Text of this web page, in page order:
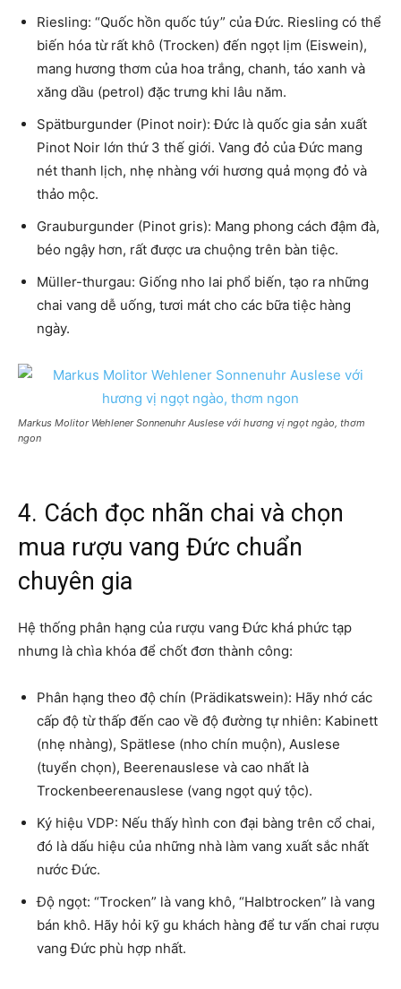
Riesling: “Quốc hồn quốc túy” của Đức. Riesling có thể
biến hóa từ rất khô (Trocken) đến ngọt lịm (Eiswein),
mang hương thơm của hoa trắng, chanh, táo xanh và
xăng dầu (petrol) đặc trưng khi lâu năm.
Spätburgunder (Pinot noir): Đức là quốc gia sản xuất
Pinot Noir lớn thứ 3 thế giới. Vang đỏ của Đức mang
nét thanh lịch, nhẹ nhàng với hương quả mọng đỏ và
thảo mộc.
Grauburgunder (Pinot gris): Mang phong cách đậm đà,
béo ngậy hơn, rất được ưa chuộng trên bàn tiệc.
Müller-thurgau: Giống nho lai phổ biến, tạo ra những
chai vang dễ uống, tươi mát cho các bữa tiệc hàng
ngày.
Markus Molitor Wehlener Sonnenuhr Auslese với hương vị ngọt ngào, thơm
ngon
4. Cách đọc nhãn chai và chọn
mua rượu vang Đức chuẩn
chuyên gia
Hệ thống phân hạng của rượu vang Đức khá phức tạp
nhưng là chìa khóa để chốt đơn thành công:
Phân hạng theo độ chín (Prädikatswein): Hãy nhớ các
cấp độ từ thấp đến cao về độ đường tự nhiên: Kabinett
(nhẹ nhàng), Spätlese (nho chín muộn), Auslese
(tuyển chọn), Beerenauslese và cao nhất là
Trockenbeerenauslese (vang ngọt quý tộc).
Ký hiệu VDP: Nếu thấy hình con đại bàng trên cổ chai,
đó là dấu hiệu của những nhà làm vang xuất sắc nhất
nước Đức.
Độ ngọt: “Trocken” là vang khô, “Halbtrocken” là vang
bán khô. Hãy hỏi kỹ gu khách hàng để tư vấn chai rượu
vang Đức phù hợp nhất.